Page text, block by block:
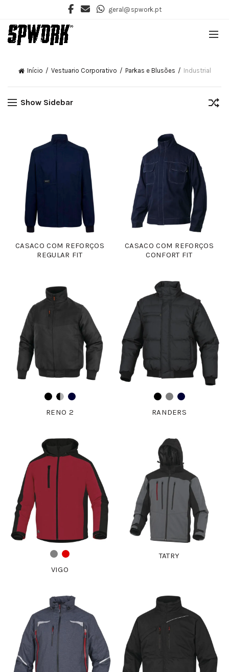
geral@spwork.pt
Início Vestuario Corporativo Parkas e Blusões Industrial
Show Sidebar
CASACO COM REFORÇOS
REGULAR FIT
CASACO COM REFORÇOS
CONFORT FIT
RENO 2 RANDERS
VIGO
TATRY